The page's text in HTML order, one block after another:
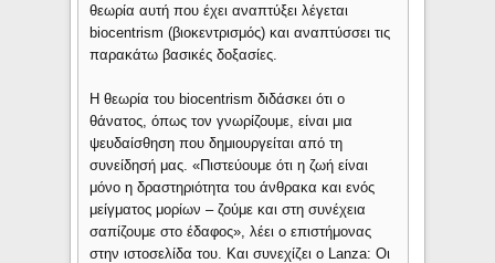
θεωρία αυτή που έχει αναπτύξει λέγεται
biocentrism (βιοκεντρισμός) και αναπτύσσει τις
παρακάτω βασικές δοξασίες.
Η θεωρία του biocentrism διδάσκει ότι ο
θάνατος, όπως τον γνωρίζουμε, είναι μια
ψευδαίσθηση που δημιουργείται από τη
συνείδησή μας. «Πιστεύουμε ότι η ζωή είναι
μόνο η δραστηριότητα του άνθρακα και ενός
μείγματος μορίων – ζούμε και στη συνέχεια
σαπίζουμε στο έδαφος», λέει ο επιστήμονας
στην ιστοσελίδα του. Και συνεχίζει ο Lanza: Οι